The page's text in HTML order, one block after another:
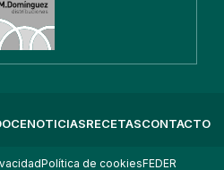
NOTICIASRECETASCONTACTO
Política de cookiesFEDER